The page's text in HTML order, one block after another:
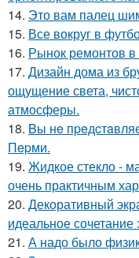
14. Это вам палец
15. Все вокруг в
16. Рынок ремонтов в
17. Дизайн дома из
ощущение света,
атмосферы.
18. Bы нe
Пepми.
19. Жидкое стекло -
очень практичным
20. Декоративный
идеальное сочетание
21. А надо было